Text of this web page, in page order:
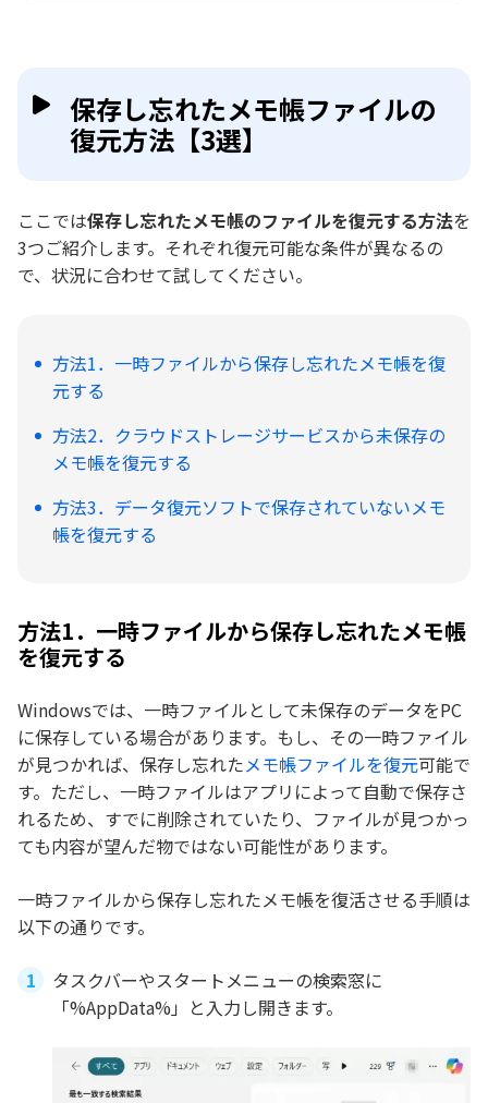
保存し忘れたメモ帳ファイルの
復元方法【3選】
ここでは保存し忘れたメモ帳のファイルを復元する方法を
3つご紹介します。それぞれ復元可能な条件が異なるの
で、状況に合わせて試してください。
方法1．一時ファイルから保存し忘れたメモ帳を復
元する
方法2．クラウドストレージサービスから未保存の
メモ帳を復元する
方法3．データ復元ソフトで保存されていないメモ
帳を復元する
方法1．一時ファイルから保存し忘れたメモ帳
を復元する
Windowsでは、一時ファイルとして未保存のデータをPC
に保存している場合があります。もし、その一時ファイル
が見つかれば、保存し忘れたメモ帳ファイルを復元可能で
す。ただし、一時ファイルはアプリによって自動で保存さ
れるため、すでに削除されていたり、ファイルが見つかっ
ても内容が望んだ物ではない可能性があります。
一時ファイルから保存し忘れたメモ帳を復活させる手順は
以下の通りです。
タスクバーやスタートメニューの検索窓に
「%AppData%」と入力し開きます。